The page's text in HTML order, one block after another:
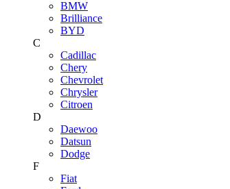
BMW
Brilliance
BYD
C
Cadillac
Chery
Chevrolet
Chrysler
Citroen
D
Daewoo
Datsun
Dodge
F
Fiat